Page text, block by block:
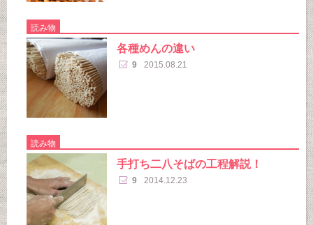
読み物
各種めんの違い
9 2015.08.21
読み物
手打ち二八そばの工程解説！
9 2014.12.23